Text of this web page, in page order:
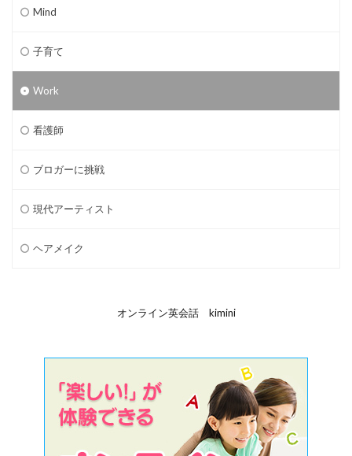
Mind
子育て
Work
看護師
ブロガーに挑戦
現代アーティスト
ヘアメイク
オンライン英会話 kimini